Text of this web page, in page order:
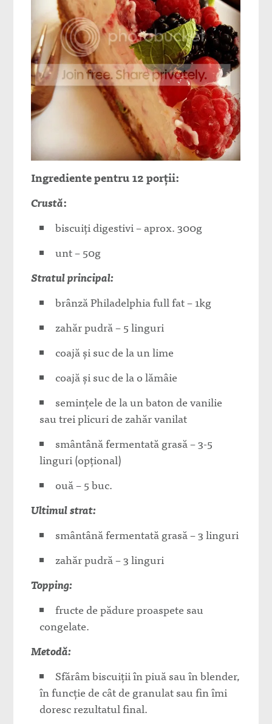
Ingrediente pentru 12 porții:
Crustă:
biscuiți digestivi – aprox. 300g
unt – 50g
Stratul principal:
brânză Philadelphia full fat – 1kg
zahăr pudră – 5 linguri
coajă și suc de la un lime
coajă și suc de la o lămâie
semințele de la un baton de vanilie
sau trei plicuri de zahăr vanilat
smântână fermentată grasă – 3-5
linguri (opțional)
ouă – 5 buc.
Ultimul strat:
smântână fermentată grasă – 3 linguri
zahăr pudră – 3 linguri
Topping:
fructe de pădure proaspete sau
congelate.
Metodă:
Sfărâm biscuiții în piuă sau în blender,
în funcție de cât de granulat sau fin îmi
doresc rezultatul final.